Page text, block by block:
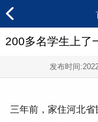
200多名学生上了
发布时间:
三年前，家住河北